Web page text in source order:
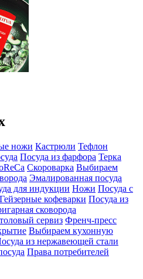
ножи Кастрюли Тефлон
Посуда из фарфора Терка
Скороварка Выбираем
Эмалированная посуда
для индукции Ножи Посуда с
Гейзерные кофеварки Посуда из
сковорода
сервиз Френч-пресс
Выбираем кухонную
из нержавеющей стали
Права потребителей